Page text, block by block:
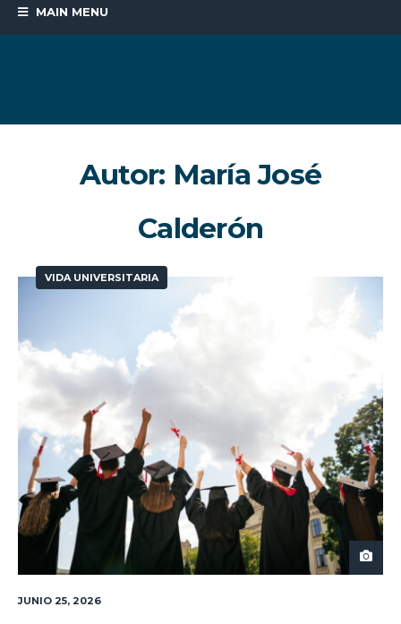
MAIN MENU
Autor: María José
Calderón
VIDA UNIVERSITARIA
JUNIO 25, 2026